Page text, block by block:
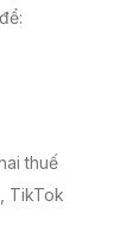
để:
thuế
TikTok